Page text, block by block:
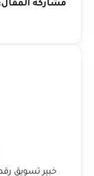
مشاركة
خبير تسويق